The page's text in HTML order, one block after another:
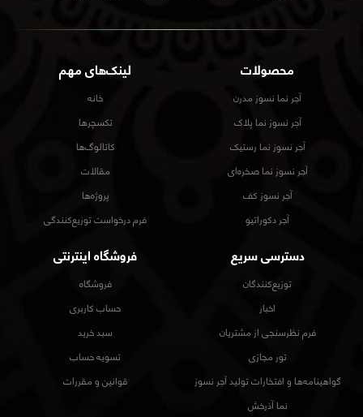
محصولات
آجر نما نسوز مدرن
آجر نسوز نما پلاک
آجر نسوز نما رستیک
آجر نسوز نما صخره‌ای
آجر نسوز کف
آجر دکوراتیو
لینک‌های مهم
خانه
تکسچرها
کاتالوگ‌ها
مقالات
پروژه‌ها
فرم درخواست توزیع‌کنندگی
دسترسی سریع
توزیع‌کنندگان
اخبار
فرم نظرسنجی از مشتریان
تور مجازی
گواهینامه‌ها و افتخارات تولید آجر نسوز
نما آذرخش
فروشگاه اینترنتی
فروشگاه
حساب کاربری
سبد خرید
تسویه حساب
قوانین و مقررات